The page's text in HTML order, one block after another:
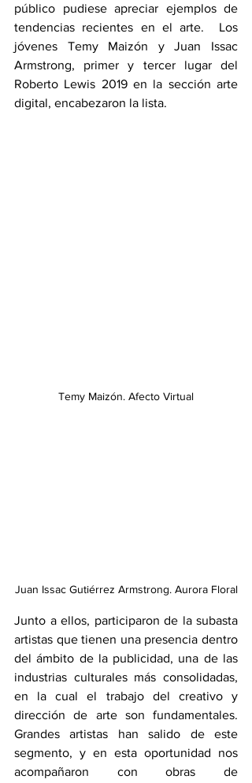
público pudiese apreciar ejemplos de
tendencias recientes en el arte.  Los
jóvenes Temy Maizón y Juan Issac
Armstrong, primer y tercer lugar del
Roberto Lewis 2019 en la sección arte
digital, encabezaron la lista.
Temy Maizón. Afecto Virtual
Juan Issac Gutiérrez Armstrong. Aurora Floral
Junto a ellos, participaron de la subasta
artistas que tienen una presencia dentro
del ámbito de la publicidad, una de las
industrias culturales más consolidadas,
en la cual el trabajo del creativo y
dirección de arte son fundamentales.
Grandes artistas han salido de este
segmento, y en esta oportunidad nos
acompañaron con obras de